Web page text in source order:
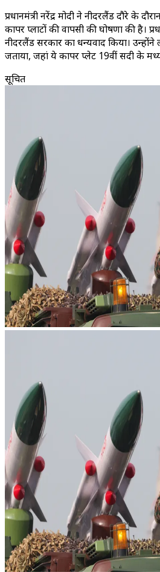
प्रधानमंत्री नरेंद्र मोदी ने नीदरलैंड दौरे के
कापर प्लाटों की वापसी की घोषणा की है।
नीदरलैंड सरकार का धन्यवाद किया। उन्होंने
जताया, जहां ये कापर प्लेट 19वीं सदी के
सूचित